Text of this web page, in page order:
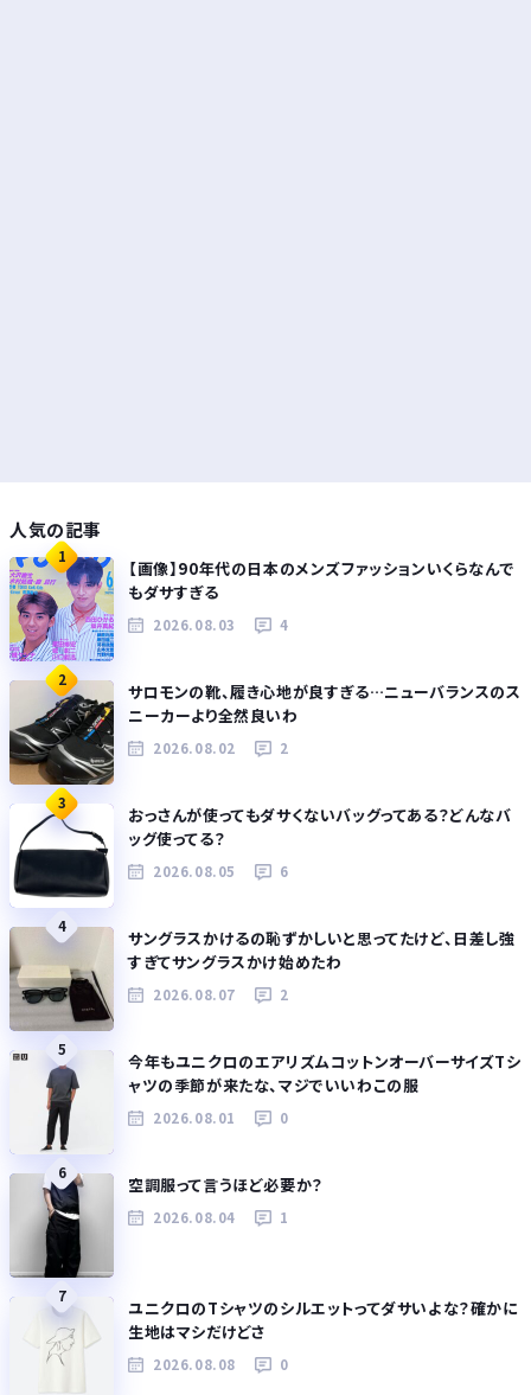
人気の記事
1
【画像】90年代の日本のメンズファッションいくらなんで
もダサすぎる
2026.08.03 4
2
サロモンの靴、履き心地が良すぎる…ニューバランスのス
ニーカーより全然良いわ
2026.08.02 2
3
おっさんが使ってもダサくないバッグってある？どんなバ
ッグ使ってる？
2026.08.05 6
4
サングラスかけるの恥ずかしいと思ってたけど、日差し強
すぎてサングラスかけ始めたわ
2026.08.07 2
5
今年もユニクロのエアリズムコットンオーバーサイズTシ
ャツの季節が来たな、マジでいいわこの服
2026.08.01 0
6
空調服って言うほど必要か？
2026.08.04 1
7
ユニクロのTシャツのシルエットってダサいよな？確かに
生地はマシだけどさ
2026.08.08 0